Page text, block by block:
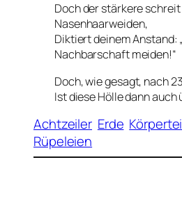
Doch der stärkere
Nasenhaarweiden,
Diktiert deinem Anstand:
Nachbarschaft meiden!“
Doch, wie gesagt, nach
Ist diese Hölle dann auch
Achtzeiler Erde
Rüpeleien